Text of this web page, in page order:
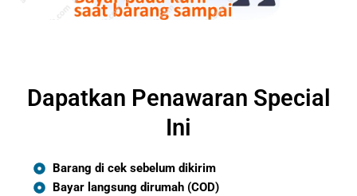
Dapatkan Penawaran Special
Ini
Barang di cek sebelum dikirim
Bayar langsung dirumah (COD)